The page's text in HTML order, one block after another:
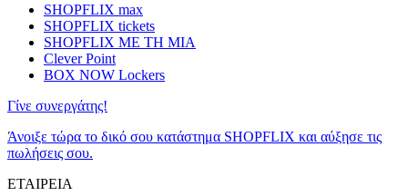
SHOPFLIX max
SHOPFLIX tickets
SHOPFLIX ΜΕ ΤΗ ΜΙΑ
Clever Point
BOX NOW Lockers
Γίνε συνεργάτης!
Άνοιξε τώρα το δικό σου κατάστημα SHOPFLIX και αύξησε τις
πωλήσεις σου.
ΕΤΑΙΡΕΙΑ